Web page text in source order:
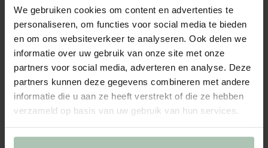
We gebruiken cookies om content en advertenties te
personaliseren, om functies voor social media te bieden
en om ons websiteverkeer te analyseren. Ook delen we
informatie over uw gebruik van onze site met onze
partners voor social media, adverteren en analyse. Deze
partners kunnen deze gegevens combineren met andere
informatie die u aan ze heeft verstrekt of die ze hebben
verzameld op basis van uw gebruik van hun services.
1,5-zits bank met de armleuning links uit de Earl serie van Sissy-
Boy. De zitting kan gebruikt worden als onderdeel van de
modulaire Earl bank in combinatie met andere losse onderdelen.
De Earl bank is kenmerkend door de strakke s...
1 Model:1.5-zits arm links (1x) + opties
2 Stof: Forward Shiitake 124 + kleuropties